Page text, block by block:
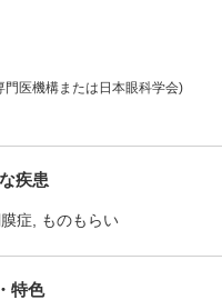
門医機構または日本眼科学会)
疾患
症 ものもらい
特色